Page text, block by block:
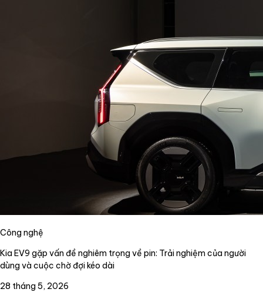
Công nghệ
Kia EV9 gặp vấn đề nghiêm trọng về pin: Trải nghiệm của người
dùng và cuộc chờ đợi kéo dài
28 tháng 5, 2026